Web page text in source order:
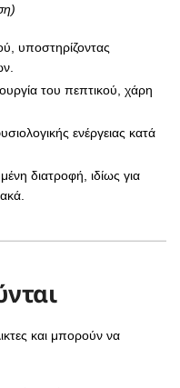
υποστηρίζοντας
του πεπτικού, χάρη
ενέργειας κατά
διατροφή, ιδίως για
και μπορούν να